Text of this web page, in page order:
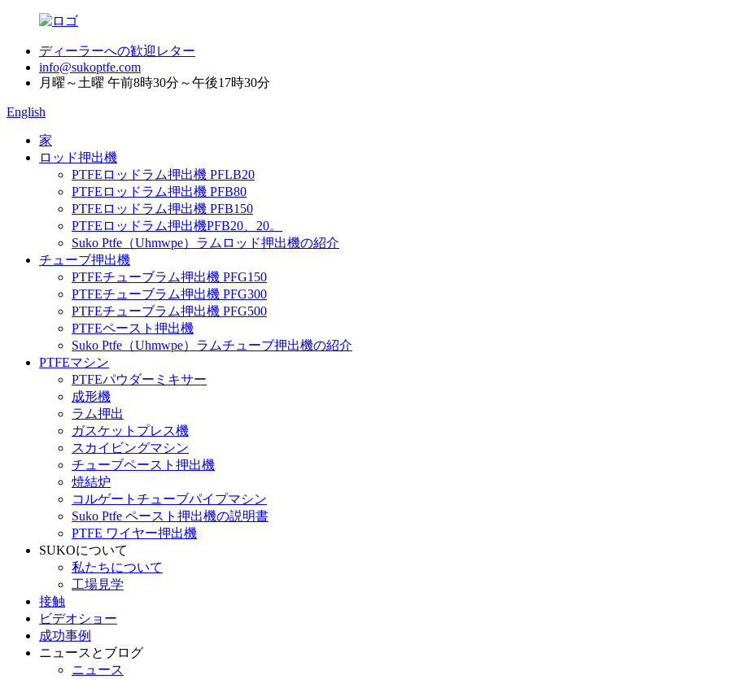
ディーラーへの歓迎レター
info@sukoptfe.com
月曜～土曜 午前8時30分～午後17時30分
English
家
ロッド押出機
PTFEロッドラム押出機 PFLB20
PTFEロッドラム押出機 PFB80
PTFEロッドラム押出機 PFB150
PTFEロッドラム押出機PFB20、20。
Suko Ptfe（Uhmwpe）ラムロッド押出機の紹介
チューブ押出機
PTFEチューブラム押出機 PFG150
PTFEチューブラム押出機 PFG300
PTFEチューブラム押出機 PFG500
PTFEペースト押出機
Suko Ptfe（Uhmwpe）ラムチューブ押出機の紹介
PTFEマシン
PTFEパウダーミキサー
成形機
ラム押出
ガスケットプレス機
スカイビングマシン
チューブペースト押出機
焼結炉
コルゲートチューブパイプマシン
Suko Ptfe ペースト押出機の説明書
PTFE ワイヤー押出機
SUKOについて
私たちについて
工場見学
接触
ビデオショー
成功事例
ニュースとブログ
ニュース